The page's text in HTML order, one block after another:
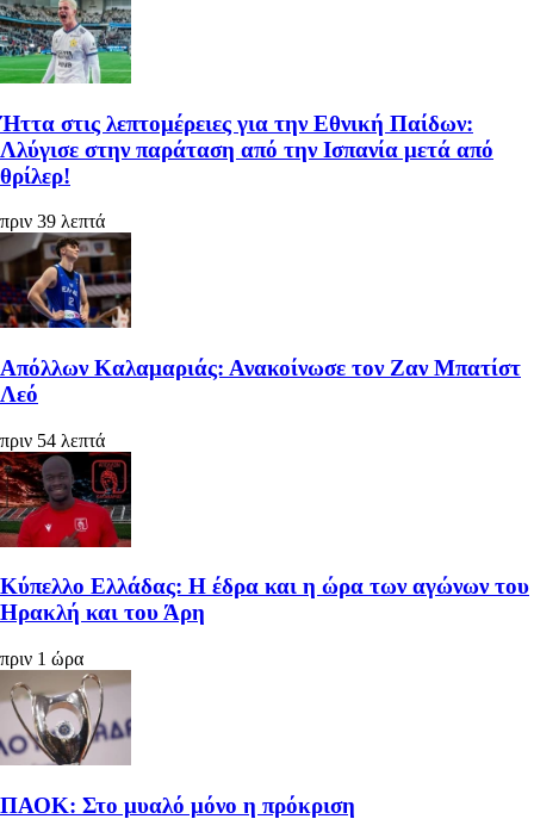
Ήττα στις λεπτομέρειες για την Εθνική Παίδων:
Λλύγισε στην παράταση από την Ισπανία μετά από
θρίλερ!
πριν 39 λεπτά
Απόλλων Καλαμαριάς: Ανακοίνωσε τον Ζαν Μπατίστ
Λεό
πριν 54 λεπτά
Κύπελλο Ελλάδας: Η έδρα και η ώρα των αγώνων του
Ηρακλή και του Άρη
πριν 1 ώρα
ΠΑΟΚ: Στο μυαλό μόνο η πρόκριση